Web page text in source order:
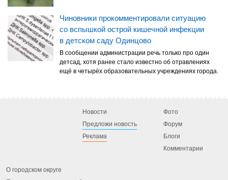
Чиновники прокомментировали ситуацию
со вспышкой острой кишечной инфекции
в детском саду Одинцово
В сообщении администрации речь только про один
детсад, хотя ранее стало известно об отравлениях
ещё в четырёх образовательных учреждениях города.
Новости
Предложи новость
Реклама
Фото
Форум
Блоги
Комментарии
О городском округе